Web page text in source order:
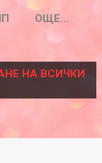
ОЩЕ…
НА ВСИЧКИ